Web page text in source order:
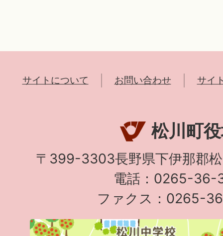
サイトについて お問い合わせ サイ
松川町
〒399-3303長野県下伊那郡
電話：0265-36-
ファクス：0265-